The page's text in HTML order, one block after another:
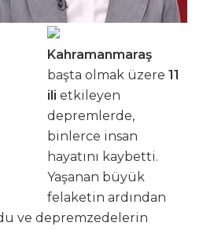
Kahramanmaraş
başta olmak üzere 11
ili etkileyen
depremlerde,
binlerce insan
hayatını kaybetti.
Yaşanan büyük
felaketin ardından
ve depremzedelerin